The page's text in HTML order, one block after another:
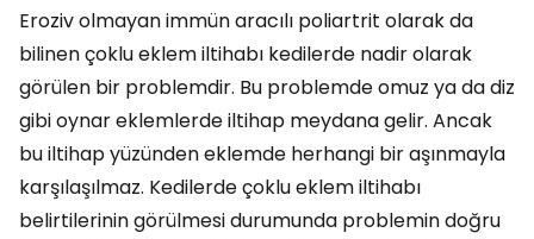
Eroziv olmayan immün aracılı poliartrit olarak da
bilinen çoklu eklem iltihabı kedilerde nadir olarak
görülen bir problemdir. Bu problemde omuz ya da diz
gibi oynar eklemlerde iltihap meydana gelir. Ancak
bu iltihap yüzünden eklemde herhangi bir aşınmayla
karşılaşılmaz. Kedilerde çoklu eklem iltihabı
belirtilerinin görülmesi durumunda problemin doğru